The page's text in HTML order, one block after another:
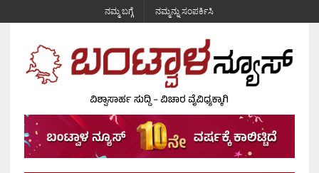
ನಮ್ಮ ಬಗ್ಗೆ ನಮ್ಮನ್ನು ಸಂಪರ್ಕಿಸಿ